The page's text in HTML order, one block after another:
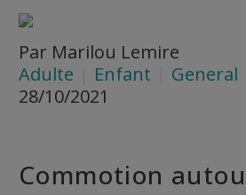
Par Marilou Lemire
Adulte
Enfant General
28/10/2021
Commotion